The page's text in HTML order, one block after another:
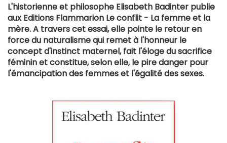
L'historienne et philosophe Elisabeth Badinter publie
aux Editions Flammarion Le conflit - La femme et la
mère. A travers cet essai, elle pointe le retour en
force du naturalisme qui remet à l'honneur le
concept d'instinct maternel, fait l'éloge du sacrifice
féminin et constitue, selon elle, le pire danger pour
l'émancipation des femmes et l'égalité des sexes.